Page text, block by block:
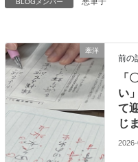
牽洋
前の
「
い
て
じ